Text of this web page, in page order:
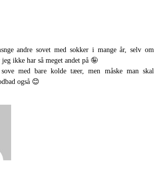
andre sovet med sokker i mange år, selv om
ikke har så meget andet på 🤪
med bare kolde tæer, men måske man skal
også 😊